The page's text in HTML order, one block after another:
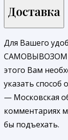
Доставка
Для Вашего
САМОВЫВОЗОМ
этого Вам
указать
— Московская
комментариях
бы подъехать.